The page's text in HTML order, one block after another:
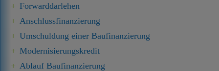
Forward­darlehen
Anschluss­finanzierung
Umschuldung einer Baufinanzierung
Modernisierungskredit
Ablauf Baufinanzierung